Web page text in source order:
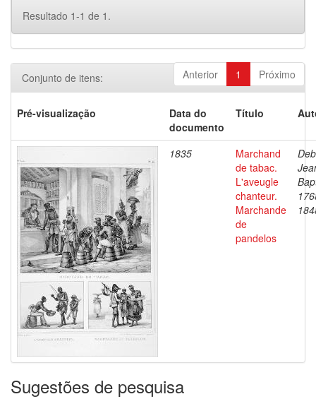
Resultado 1-1 de 1.
Anterior 1 Próximo
Conjunto de itens:
Pré-visualização
Data do
documento
Título
1835
Marchand
de tabac.
L'aveugle
chanteur.
Marchande
de
pandelos
Sugestões de pesquisa